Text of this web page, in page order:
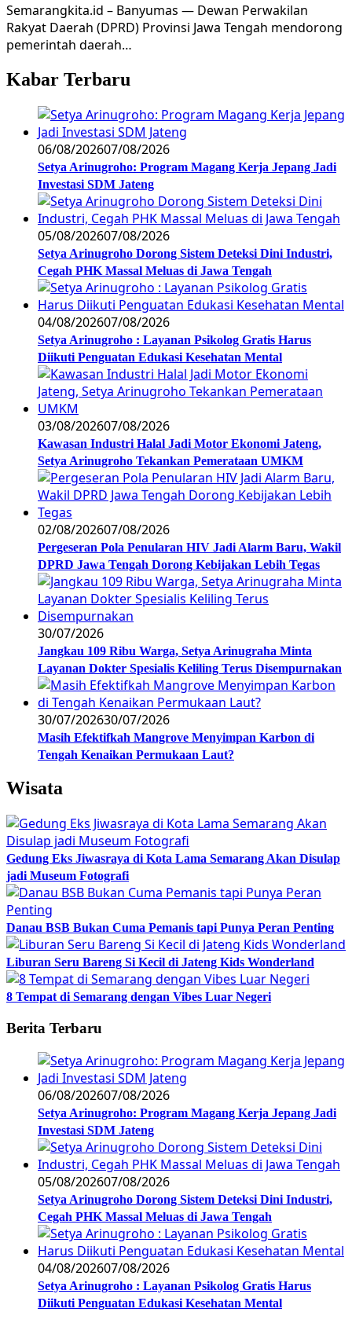
Semarangkita.id – Banyumas — Dewan Perwakilan
Rakyat Daerah (DPRD) Provinsi Jawa Tengah mendorong
pemerintah daerah…
Kabar Terbaru
06/08/202607/08/2026
Setya Arinugroho: Program Magang Kerja Jepang Jadi
Investasi SDM Jateng
05/08/202607/08/2026
Setya Arinugroho Dorong Sistem Deteksi Dini Industri,
Cegah PHK Massal Meluas di Jawa Tengah
04/08/202607/08/2026
Setya Arinugroho : Layanan Psikolog Gratis Harus
Diikuti Penguatan Edukasi Kesehatan Mental
03/08/202607/08/2026
Kawasan Industri Halal Jadi Motor Ekonomi Jateng,
Setya Arinugroho Tekankan Pemerataan UMKM
02/08/202607/08/2026
Pergeseran Pola Penularan HIV Jadi Alarm Baru, Wakil
DPRD Jawa Tengah Dorong Kebijakan Lebih Tegas
30/07/2026
Jangkau 109 Ribu Warga, Setya Arinugraha Minta
Layanan Dokter Spesialis Keliling Terus Disempurnakan
30/07/202630/07/2026
Masih Efektifkah Mangrove Menyimpan Karbon di
Tengah Kenaikan Permukaan Laut?
Wisata
Gedung Eks Jiwasraya di Kota Lama Semarang Akan Disulap
jadi Museum Fotografi
Danau BSB Bukan Cuma Pemanis tapi Punya Peran Penting
Liburan Seru Bareng Si Kecil di Jateng Kids Wonderland
8 Tempat di Semarang dengan Vibes Luar Negeri
Berita Terbaru
06/08/202607/08/2026
Setya Arinugroho: Program Magang Kerja Jepang Jadi
Investasi SDM Jateng
05/08/202607/08/2026
Setya Arinugroho Dorong Sistem Deteksi Dini Industri,
Cegah PHK Massal Meluas di Jawa Tengah
04/08/202607/08/2026
Setya Arinugroho : Layanan Psikolog Gratis Harus
Diikuti Penguatan Edukasi Kesehatan Mental